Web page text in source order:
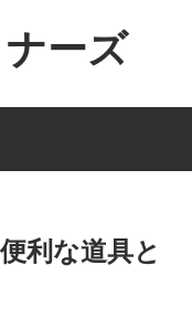
ーズ
利な道具と